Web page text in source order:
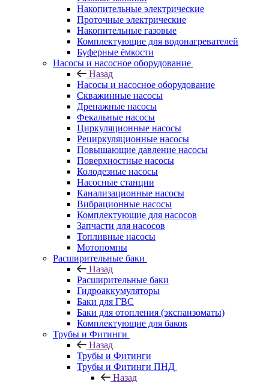
Накопительные электрические
Проточные электрические
Накопительные газовые
Комплектующие для водонагревателей
Буферные ёмкости
Насосы и насосное оборудование
Назад
Насосы и насосное оборудование
Скважинные насосы
Дренажные насосы
Фекальные насосы
Циркуляционные насосы
Рециркуляционные насосы
Повышающие давление насосы
Поверхностные насосы
Колодезные насосы
Насосные станции
Канализационные насосы
Вибрационные насосы
Комплектующие для насосов
Запчасти для насосов
Топливные насосы
Мотопомпы
Расширительные баки
Назад
Расширительные баки
Гидроаккумуляторы
Баки для ГВС
Баки для отопления (экспанзоматы)
Комплектующие для баков
Трубы и Фитинги
Назад
Трубы и Фитинги
Трубы и Фитинги ПНД
Назад